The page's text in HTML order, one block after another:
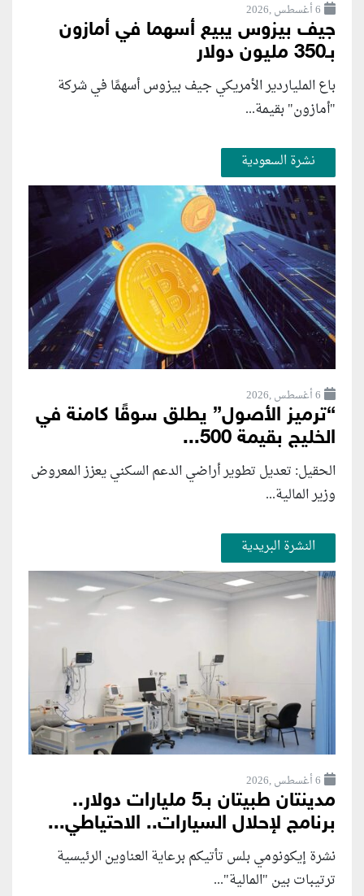
6 أغسطس ,2026
جيف بيزوس يبيع أسهما في أمازون
بـ350 مليون دولار
باع الملياردير الأمريكي جيف بيزوس أسهمًا في شركة
"أمازون" بقيمة...
نشرة السعودية
6 أغسطس ,2026
“ترميز الأصول” يطلق سوقًا كامنة في
الخليج بقيمة 500...
الحقيل: تعديل تطوير أراضي الدعم السكني يعزز المعروض
وزير المالية...
النشرة البريدية
6 أغسطس ,2026
مدينتان طبيتان بـ5 مليارات دولار..
برنامج لإحلال السيارات.. الاحتياطي...
نشرة إيكونومي بلس تأتيكم برعاية العناوين الرئيسية
ترتيبات بين "المالية"...